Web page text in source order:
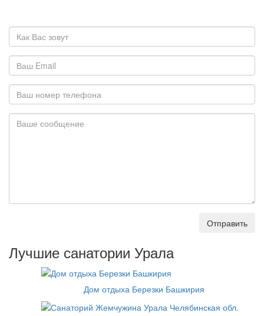
Отправить
Лучшие санатории Урала
Дом отдыха Березки Башкирия